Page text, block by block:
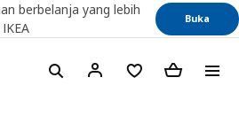
berbelanja yang lebih
Buka